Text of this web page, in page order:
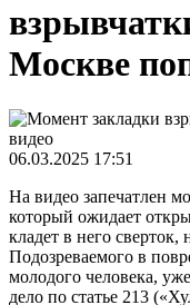
Москве
06.03.2025 17:51
На видео запечатлен
который ожидает
кладет в него
Подозреваемого в
молодого человека,
дело по статье 213